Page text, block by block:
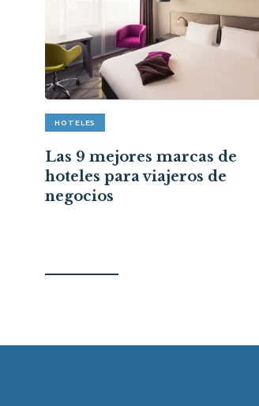
HOTELES
Las 9 mejores marcas de
hoteles para viajeros de
negocios